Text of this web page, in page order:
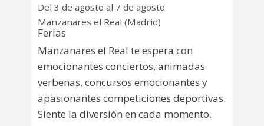
Del 3 de agosto al 7 de agosto
Manzanares el Real (Madrid)
Ferias
Manzanares el Real te espera con
emocionantes conciertos, animadas
verbenas, concursos emocionantes y
apasionantes competiciones deportivas.
Siente la diversión en cada momento.